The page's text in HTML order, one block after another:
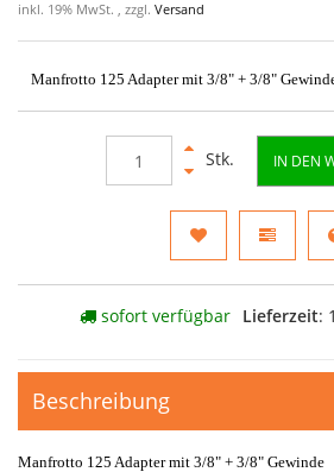
inkl. 19% MwSt. , zzgl. Versand
Manfrotto 125 Adapter mit 3/8" + 3/8"
Stk. IN DEN
sofort verfügbar Lieferzeit:
Beschreibung
Manfrotto 125 Adapter mit 3/8" + 3/8" Gewinde